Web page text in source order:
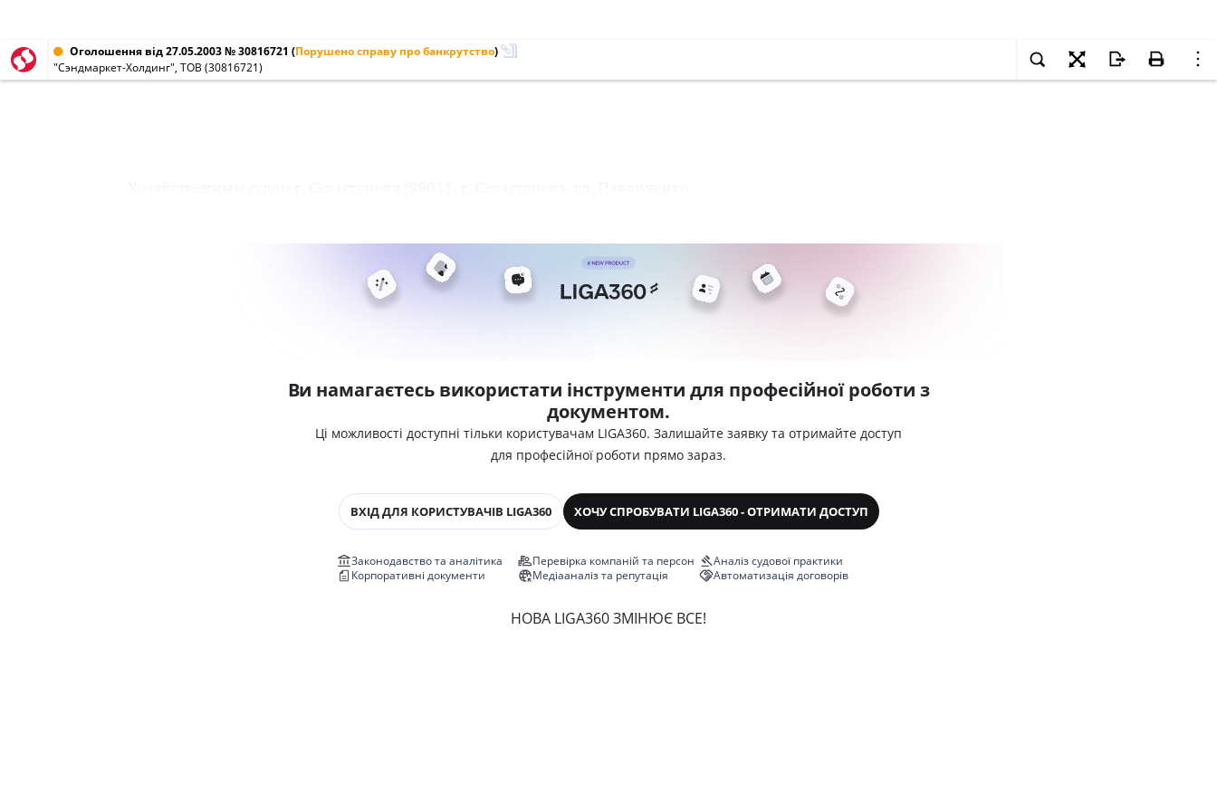
Оголошення від 27.05.2003 № 30816721 (Порушено справу про банкрутство)
"Сэндмаркет-Холдинг", ТОВ (30816721)
Ви намагаєтесь використати інструменти для професійної роботи з
документом.
Ці можливості доступні тільки користувачам LIGA360. Залишайте заявку та отримайте доступ
для професійної роботи прямо зараз.
ВХІД ДЛЯ КОРИСТУВАЧІВ LIGA360 ХОЧУ СПРОБУВАТИ LIGA360 - ОТРИМАТИ ДОСТУП
Законодавство та аналітика
Корпоративні документи
Перевірка компаній та персон
Медіааналіз та репутація
Аналіз судової практики
Автоматизація договорів
НОВА LIGA360 ЗМІНЮЄ ВСЕ!